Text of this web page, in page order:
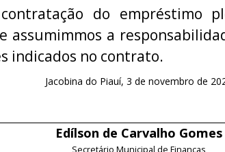
do empréstimo
a
indicados no contrato.
Jacobina do Piauí, 3 de novembro de
Edílson de Carvalho Gomes
Secretário Municipal de Finanças